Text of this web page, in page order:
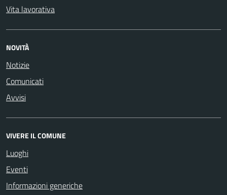
Vita lavorativa
NOVITÀ
Notizie
Comunicati
Avvisi
VIVERE IL COMUNE
Luoghi
Eventi
Informazioni generiche